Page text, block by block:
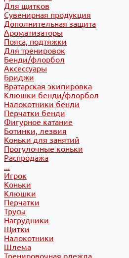
Для щитков
Сувенирная продукция
Дополнительная защита
Ароматизаторы
Пояса, подтяжки
Для тренировок
Бенди/флорбол
Аксессуары
Бриджи
Вратарская экипировка
Клюшки бенди/флорбол
Налокотники бенди
Перчатки бенди
Фигурное катание
Ботинки, лезвия
Коньки для занятий
Прогулочные коньки
Распродажа
...
Игрок
Коньки
Клюшки
Перчатки
Трусы
Нагрудники
Щитки
Налокотники
Шлема
Тренировочная одежда